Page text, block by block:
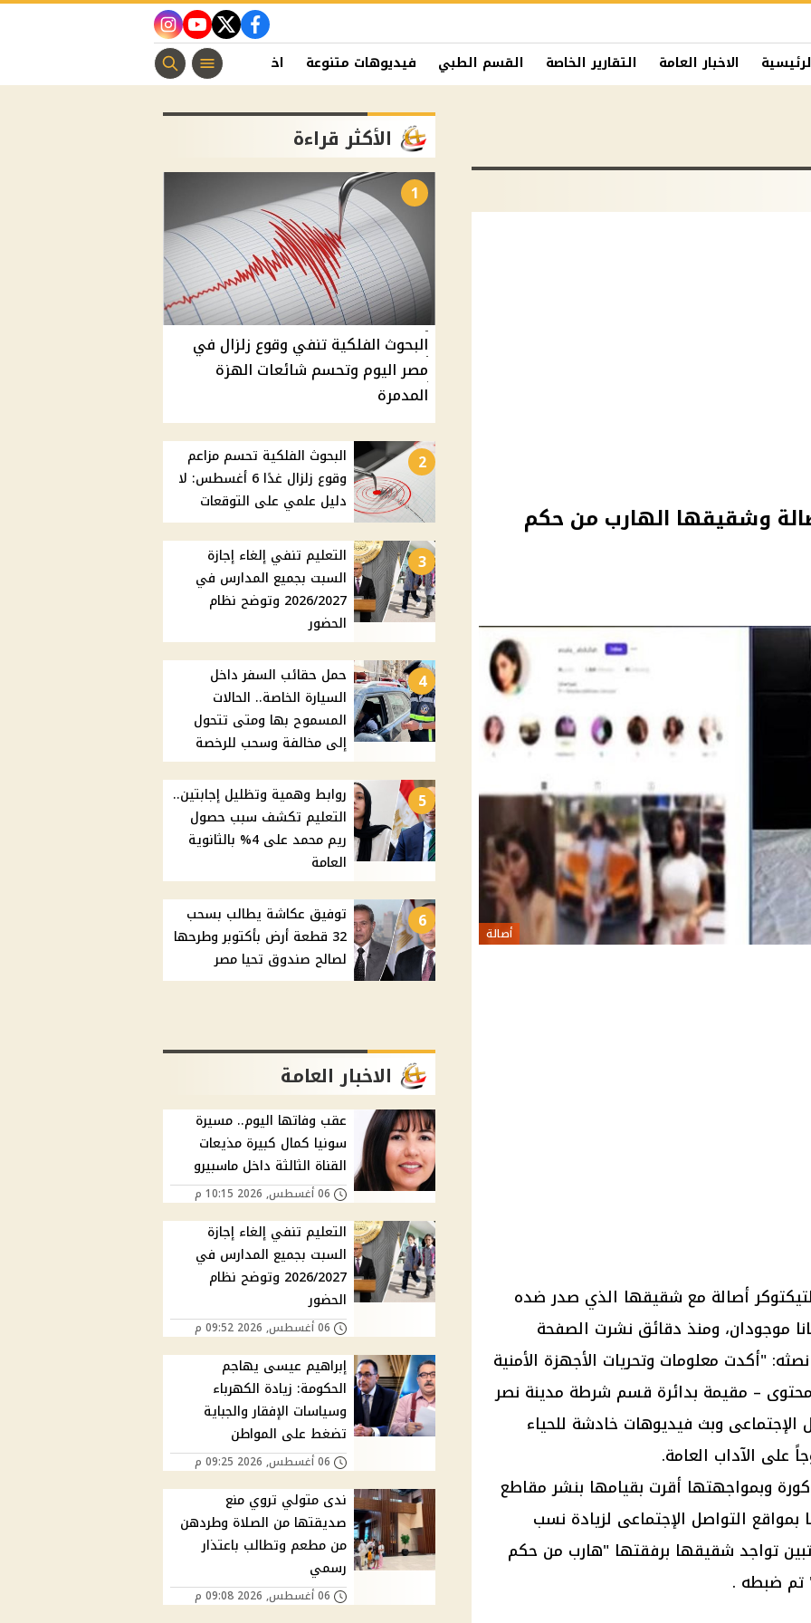
facebook
twitter
youtube
instagram
الاخبار العامة التقارير الخاصة القسم الطبي فيديوهات متنوعة اخبار الفن منوعات مسيحية
وشقيقها الهارب من حكم
أصالة
أصالة مع شقيقها الذي صدر ضده
موجودان، ومنذ دقائق نشرت الصفحة
نصثه: "أكدت معلومات وتحريات الأجهزة الأمنية
محتوى – مقيمة بدائرة قسم شرطة مدينة نصر
الإجتماعى وبث فيديوهات خادشة للحياء
على الآداب العامة.
وبمواجهتها أقرت بقيامها بنشر مقاطع
التواصل الإجتماعى لزيادة نسب
تواجد شقيقها برفقتها "هارب من حكم
تم ضبطه .
الأكثر قراءة
1
البحوث الفلكية تنفي وقوع زلزال في
مصر اليوم وتحسم شائعات الهزة
المدمرة
2
البحوث الفلكية تحسم مزاعم
وقوع زلزال غدًا 6 أغسطس: لا
دليل علمي على التوقعات
3
التعليم تنفي إلغاء إجازة
السبت بجميع المدارس في
2026/2027 وتوضح نظام
الحضور
4
حمل حقائب السفر داخل
السيارة الخاصة.. الحالات
المسموح بها ومتى تتحول
إلى مخالفة وسحب للرخصة
5
روابط وهمية وتظليل إجابتين..
التعليم تكشف سبب حصول
ريم محمد على 4% بالثانوية
العامة
6
توفيق عكاشة يطالب بسحب
32 قطعة أرض بأكتوبر وطرحها
لصالح صندوق تحيا مصر
الاخبار العامة
عقب وفاتها اليوم.. مسيرة
سونيا كمال كبيرة مذيعات
القناة الثالثة داخل ماسبيرو
06 أغسطس, 2026 10:15 م
التعليم تنفي إلغاء إجازة
السبت بجميع المدارس في
2026/2027 وتوضح نظام
الحضور
06 أغسطس, 2026 09:52 م
إبراهيم عيسى يهاجم
الحكومة: زيادة الكهرباء
وسياسات الإفقار والجباية
تضغط على المواطن
06 أغسطس, 2026 09:25 م
ندى متولي تروي منع
صديقتها من الصلاة وطردهن
من مطعم وتطالب باعتذار
رسمي
06 أغسطس, 2026 09:08 م